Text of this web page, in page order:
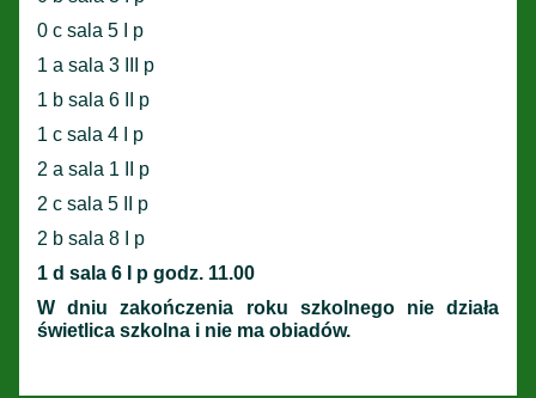
0 c sala 5 I p
1 a sala 3 III p
1 b sala 6 II p
1 c sala 4 I p
2 a sala 1 II p
2 c sala 5 II p
2 b sala 8 I p
1 d sala 6 I p godz. 11.00
W dniu zakończenia roku szkolnego nie działa
świetlica szkolna i nie ma obiadów.